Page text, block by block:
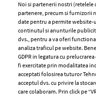
ELLE Style Awards
2024
Despre ELLE
Romania
Contact
Abonamente
Noi si partenerii nostri (retelele
partenere, precum si furnizorii
date pentru a permite
continutul si anunturile
dvs., pentru a va oferi
analiza traficul pe website.
GDPR in legatura cu
fi exercitate prin modalitatea
acceptati folosirea tuturor
acceptul dvs. cu privire la
care colaboram. Prin click pe